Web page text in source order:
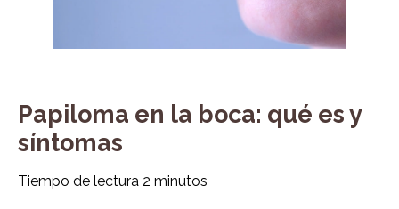
Papiloma en la boca: qué es y
síntomas
Tiempo de lectura 2 minutos